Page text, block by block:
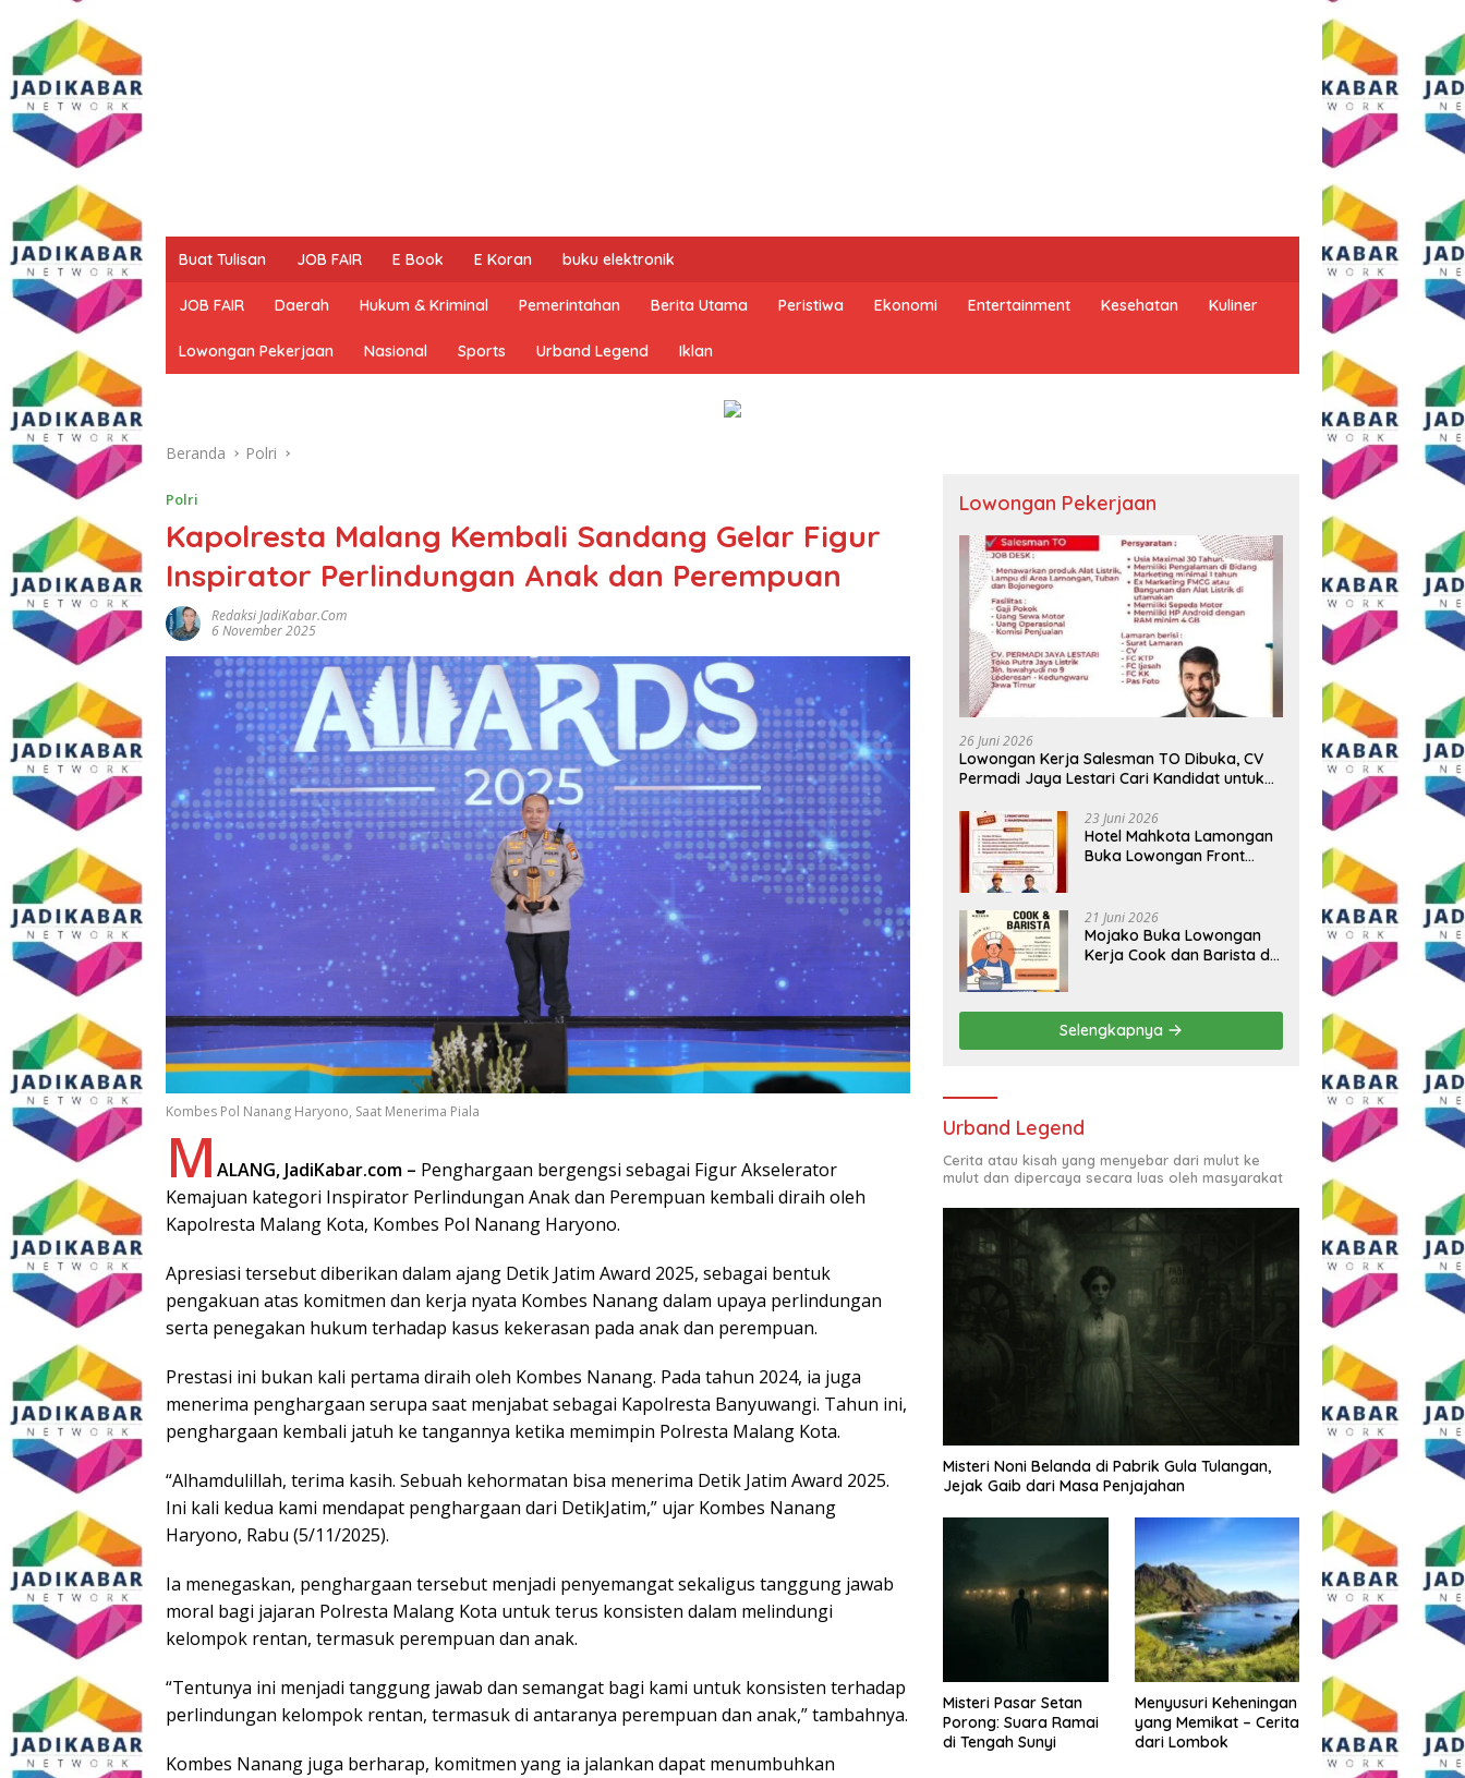
Buat Tulisan JOB FAIR E Book E Koran buku elektronik
JOB FAIR Daerah Hukum & Kriminal Pemerintahan Berita Utama Peristiwa Ekonomi Entertainment Kesehatan Kuliner
Lowongan Pekerjaan Nasional Sports Urband Legend Iklan
Beranda Polri
Polri
Kapolresta Malang Kembali Sandang Gelar Figur
Inspirator Perlindungan Anak dan Perempuan
Redaksi JadiKabar.com
6 November 2025
Kombes Pol Nanang Haryono, Saat Menerima Piala
M ALANG, JadiKabar.com – Penghargaan bergengsi sebagai Figur Akselerator
Kemajuan kategori Inspirator Perlindungan Anak dan Perempuan kembali diraih oleh
Kapolresta Malang Kota, Kombes Pol Nanang Haryono.
Apresiasi tersebut diberikan dalam ajang Detik Jatim Award 2025, sebagai bentuk
pengakuan atas komitmen dan kerja nyata Kombes Nanang dalam upaya perlindungan
serta penegakan hukum terhadap kasus kekerasan pada anak dan perempuan.
Prestasi ini bukan kali pertama diraih oleh Kombes Nanang. Pada tahun 2024, ia juga
menerima penghargaan serupa saat menjabat sebagai Kapolresta Banyuwangi. Tahun ini,
penghargaan kembali jatuh ke tangannya ketika memimpin Polresta Malang Kota.
“Alhamdulillah, terima kasih. Sebuah kehormatan bisa menerima Detik Jatim Award 2025.
Ini kali kedua kami mendapat penghargaan dari DetikJatim,” ujar Kombes Nanang
Haryono, Rabu (5/11/2025).
Ia menegaskan, penghargaan tersebut menjadi penyemangat sekaligus tanggung jawab
moral bagi jajaran Polresta Malang Kota untuk terus konsisten dalam melindungi
kelompok rentan, termasuk perempuan dan anak.
“Tentunya ini menjadi tanggung jawab dan semangat bagi kami untuk konsisten terhadap
perlindungan kelompok rentan, termasuk di antaranya perempuan dan anak,” tambahnya.
Kombes Nanang juga berharap, komitmen yang ia jalankan dapat menumbuhkan
Lowongan Pekerjaan
26 Juni 2026
Lowongan Kerja Salesman TO Dibuka, CV
Permadi Jaya Lestari Cari Kandidat untuk
23 Juni 2026
Hotel Mahkota Lamongan
Buka Lowongan Front
Syaratnya
21 Juni 2026
Mojako Buka Lowongan
Kerja Cook dan Barista di
Selengkapnya
Urband Legend
Cerita atau kisah yang menyebar dari mulut ke
mulut dan dipercaya secara luas oleh masyarakat
Misteri Noni Belanda di Pabrik Gula Tulangan,
Jejak Gaib dari Masa Penjajahan
Misteri Pasar Setan
Porong: Suara Ramai
di Tengah Sunyi
Menyusuri Keheningan
yang Memikat – Cerita
dari Lombok